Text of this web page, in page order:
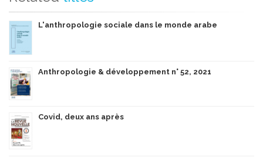
L'anthropologie sociale dans le monde arabe
Anthropologie & développement n° 52, 2021
Covid, deux ans après